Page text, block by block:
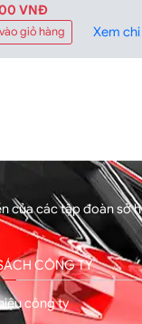
VNĐ
giỏ hàng Xem
của các tập đoàn
CÔNG TY
công ty